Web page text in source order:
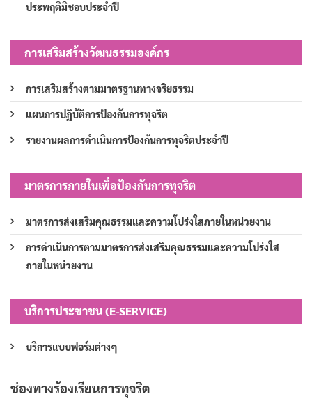
ประพฤติมิชอบประจำปี
การเสริมสร้างวัฒนธรรมองค์กร
การเสริมสร้างตามมาตรฐานทางจริยธรรม
แผนการปฏิบัติการป้องกันการทุจริต
รายงานผลการดำเนินการป้องกันการทุจริตประจำปี
มาตรการภายในเพื่อป้องกันการทุจริต
มาตรการส่งเสริมคุณธรรมและความโปร่งใสภายในหน่วยงาน
การดำเนินการตามมาตรการส่งเสริมคุณธรรมและความโปร่งใส
ภายในหน่วยงาน
บริการประชาชน (E-SERVICE)
บริการแบบฟอร์มต่างๆ
ช่องทางร้องเรียนการทุจริต